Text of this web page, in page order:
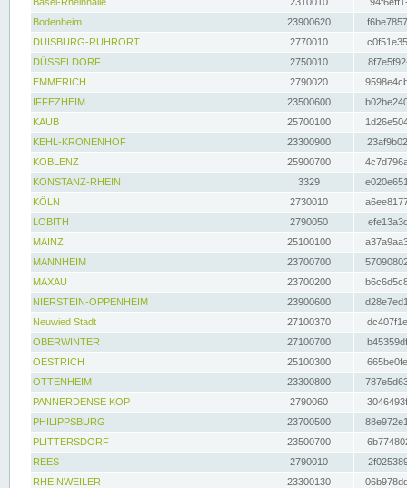
Bodenheim
23900620
DUISBURG-RUHRORT
2770010
DÜSSELDORF
2750010
EMMERICH
2790020
IFFEZHEIM
23500600
KAUB
25700100
KEHL-KRONENHOF
23300900
KOBLENZ
25900700
KONSTANZ-RHEIN
3329
KÖLN
2730010
LOBITH
2790050
MAINZ
25100100
MANNHEIM
23700700
MAXAU
23700200
NIERSTEIN-OPPENHEIM
23900600
Neuwied Stadt
27100370
OBERWINTER
27100700
OESTRICH
25100300
OTTENHEIM
23300800
PANNERDENSE KOP
2790060
PHILIPPSBURG
23700500
PLITTERSDORF
23500700
REES
2790010
RHEINWEILER
23300130